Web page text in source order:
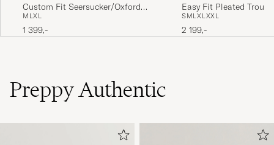
Custom Fit Seersucker/Oxford
Stripe Shirt Blue
M LXL
1 399,-
Easy Fit Pleated
Green
SMLXLXXL
2 199,-
Preppy Authentic